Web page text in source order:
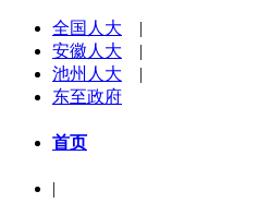
全国人大 |
安徽人大 |
池州人大 |
东至政府
首页
|